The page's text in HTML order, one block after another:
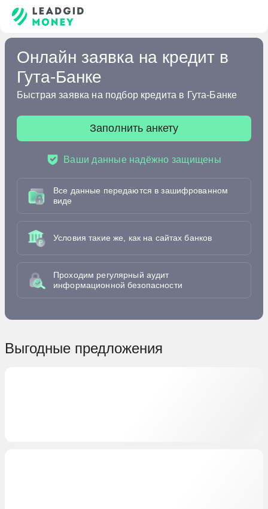
Онлайн заявка на кредит в
Гута-Банке
Быстрая заявка на подбор кредита в Гута-Банке
Заполнить анкету
Ваши данные надёжно защищены
Все данные передаются в зашифрованном
виде
Условия такие же, как на сайтах банков
Проходим регулярный аудит
информационной безопасности
Выгодные предложения